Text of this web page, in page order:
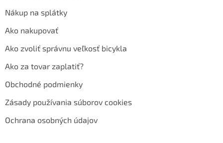
Nákup na splátky
Ako nakupovať
Ako zvoliť správnu veľkosť bicykla
Ako za tovar zaplatiť?
Obchodné podmienky
Zásady používania súborov cookies
Ochrana osobných údajov